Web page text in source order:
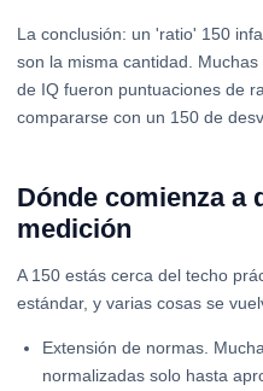
La conclusión: un 'ratio' 150
son la misma cantidad.
de IQ fueron puntuaciones de
compararse con un 150 de
Dónde comienza a
medición
A 150 estás cerca del techo
estándar, y varias cosas se
Extensión de normas.
normalizadas solo hasta